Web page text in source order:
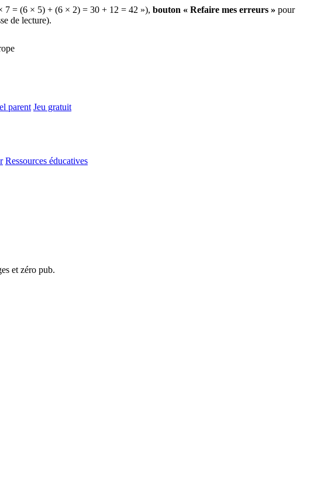
7 = (6 × 5) + (6 × 2) = 30 + 12 = 42 »), bouton « Refaire mes erreurs » pour
de lecture).
parent Jeu gratuit
Ressources éducatives
et zéro pub.